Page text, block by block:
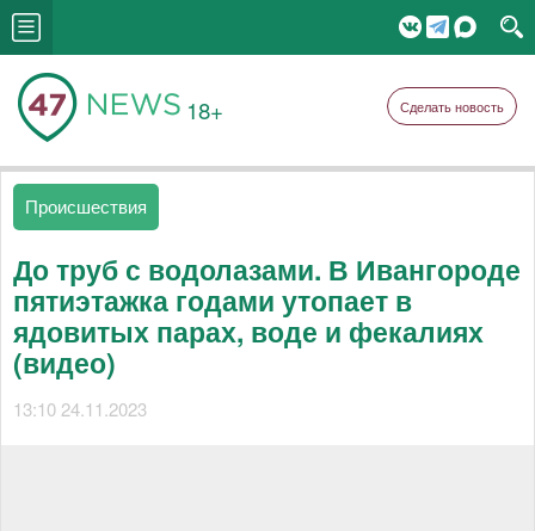
18+ Сделать новость
Происшествия
До труб с водолазами. В Ивангороде
пятиэтажка годами утопает в
ядовитых парах, воде и фекалиях
(видео)
13:10 24.11.2023